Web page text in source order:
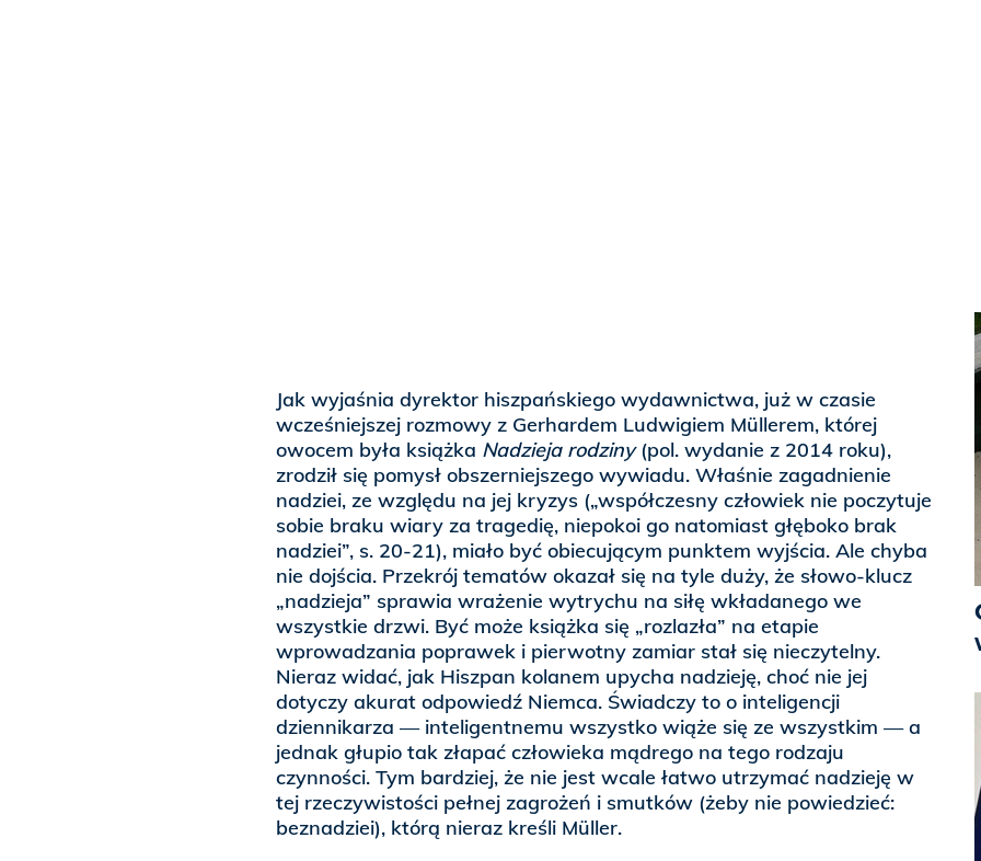
Jak wyjaśnia dyrektor hiszpańskiego wydawnictwa, już w czasie
wcześniejszej rozmowy z Gerhardem Ludwigiem Müllerem, której
owocem była książka Nadzieja rodziny(pol. wydanie z 2014 roku),
zrodził się pomysł obszerniejszego wywiadu. Właśnie zagadnienie
nadziei, ze względu na jej kryzys („współczesny człowiek nie poczytuje
sobie braku wiary za tragedię, niepokoi go natomiast głęboko brak
nadziei”, s. 20-21), miało być obiecującym punktem wyjścia. Ale chyba
nie dojścia. Przekrój tematów okazał się na tyle duży, że słowo-klucz
„nadzieja” sprawia wrażenie wytrychu na siłę wkładanego we
wszystkie drzwi. Być może książka się „rozlazła” na etapie
wprowadzania poprawek i pierwotny zamiar stał się nieczytelny.
Nieraz widać, jak Hiszpan kolanem upycha nadzieję, choć nie jej
dotyczy akurat odpowiedź Niemca. Świadczy to o inteligencji
dziennikarza — inteligentnemu wszystko wiąże się ze wszystkim — a
jednak głupio tak złapać człowieka mądrego na tego rodzaju
czynności. Tym bardziej, że nie jest wcale łatwo utrzymać nadzieję w
tej rzeczywistości pełnej zagrożeń i smutków (żeby nie powiedzieć:
beznadziei), którą nieraz kreśli Müller.